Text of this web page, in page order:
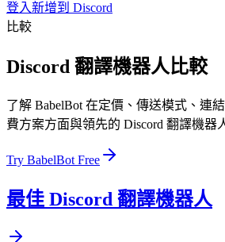
登入新增到 Discord
比較
Discord 翻譯機器人比較
了解 BabelBot 在定價、傳送模式、連
費方案方面與領先的 Discord 翻譯機器
Try BabelBot Free
最佳 Discord 翻譯機器人